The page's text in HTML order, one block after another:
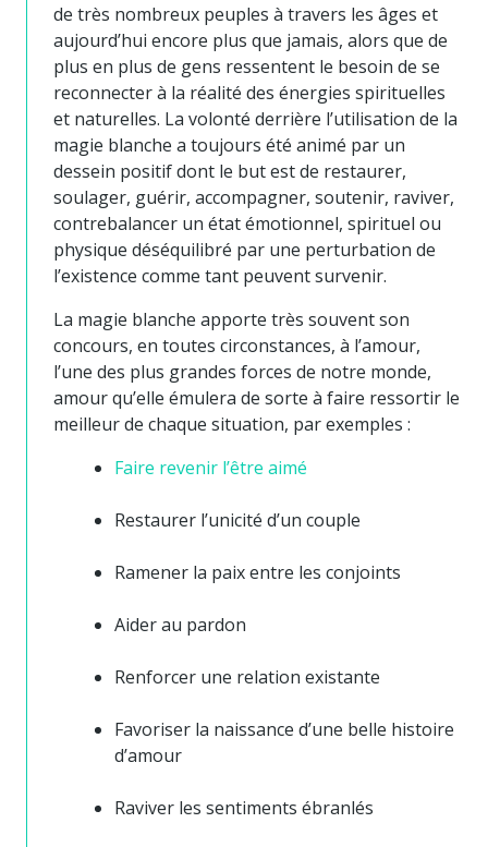
de très nombreux peuples à travers les âges et
aujourd’hui encore plus que jamais, alors que de
plus en plus de gens ressentent le besoin de se
reconnecter à la réalité des énergies spirituelles
et naturelles. La volonté derrière l’utilisation de la
magie blanche a toujours été animé par un
dessein positif dont le but est de restaurer,
soulager, guérir, accompagner, soutenir, raviver,
contrebalancer un état émotionnel, spirituel ou
physique déséquilibré par une perturbation de
l’existence comme tant peuvent survenir.
La magie blanche apporte très souvent son
concours, en toutes circonstances, à l’amour,
l’une des plus grandes forces de notre monde,
amour qu’elle émulera de sorte à faire ressortir le
meilleur de chaque situation, par exemples :
Faire revenir l’être aimé
Restaurer l’unicité d’un couple
Ramener la paix entre les conjoints
Aider au pardon
Renforcer une relation existante
Favoriser la naissance d’une belle histoire
d’amour
Raviver les sentiments ébranlés